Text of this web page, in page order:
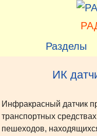
Разделы
ИК
Инфракрасный датчик
транспортных
пешеходов,